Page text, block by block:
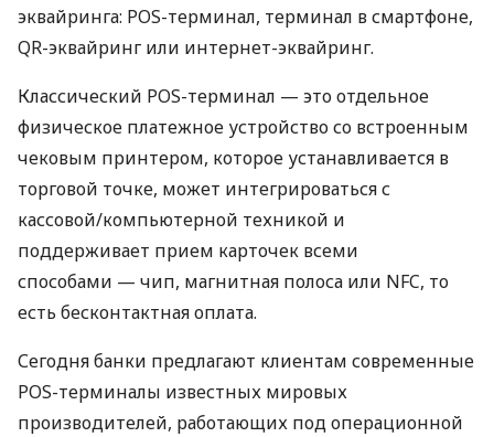
эквайринга: POS-терминал, терминал в смартфоне,
QR-эквайринг или интернет-эквайринг.
Классический POS-терминал — это отдельное
физическое платежное устройство со встроенным
чековым принтером, которое устанавливается в
торговой точке, может интегрироваться с
кассовой/компьютерной техникой и
поддерживает прием карточек всеми
способами — чип, магнитная полоса или NFC, то
есть бесконтактная оплата.
Сегодня банки предлагают клиентам современные
POS-терминалы известных мировых
производителей, работающих под операционной